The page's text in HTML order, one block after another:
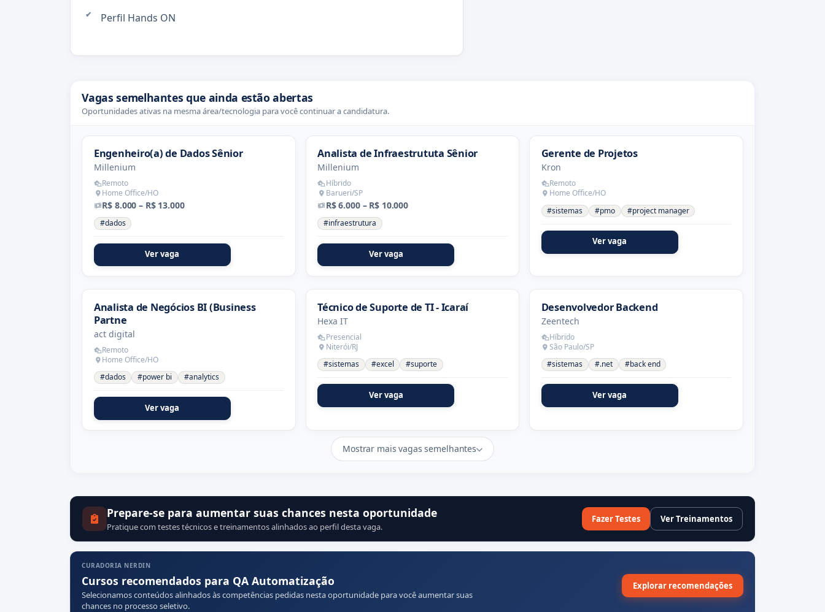
Perfil Hands ON
Vagas semelhantes que ainda estão abertas
Oportunidades ativas na mesma área/tecnologia para você continuar a candidatura.
Engenheiro(a) de Dados Sênior
Millenium
Remoto
Home Office/HO
R$ 8.000 – R$ 13.000
#dados
Ver vaga
Analista de Infraestrututa Sênior
Millenium
Híbrido
Barueri/SP
R$ 6.000 – R$ 10.000
#infraestrutura
Ver vaga
Gerente de Projetos
Kron
Remoto
Home Office/HO
#sistemas
#pmo #project manager
Ver vaga
Analista de Negócios BI (Business
Partne
act digital
Remoto
Home Office/HO
#dados
#power bi #analytics
Ver vaga
Técnico de Suporte de TI - Icaraí
Hexa IT
Presencial
Niterói/RJ
#sistemas
#excel #suporte
Ver vaga
Desenvolvedor Backend
Zeentech
Híbrido
São Paulo/SP
#sistemas
#.net #back end
Ver vaga
Mostrar mais vagas semelhantes
Prepare-se para aumentar suas chances nesta oportunidade
Pratique com testes técnicos e treinamentos alinhados ao perfil desta vaga.
Fazer Testes Ver Treinamentos
CURADORIA NERDIN
Cursos recomendados para QA Automatização
Selecionamos conteúdos alinhados às competências pedidas nesta oportunidade para você aumentar suas
chances no processo seletivo.
Explorar recomendações